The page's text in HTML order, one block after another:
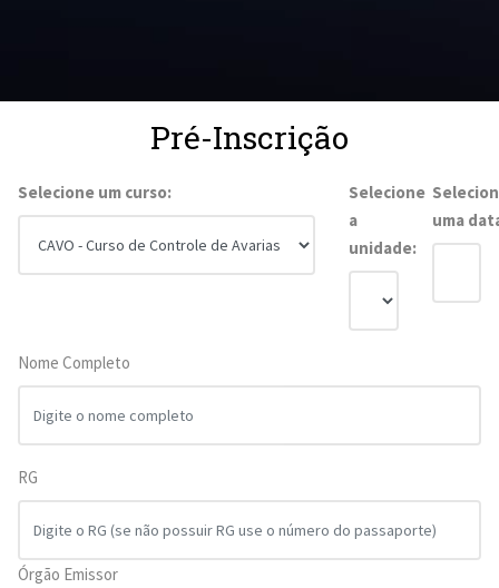
Pré-Inscrição
Selecione um curso:
Selecione
a
unidade:
uma
Nome Completo
RG
Órgão Emissor